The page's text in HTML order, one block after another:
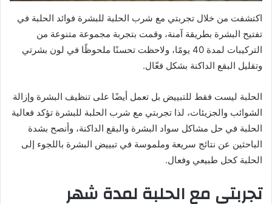
اكتشفت من خلال تجربتي مع شرب الحلبة للبشرة فوائد الحلبة في
تفتيح البشرة بطريقة آمنة، وقمت بتجربة مجموعة متنوعة من
التركيبات لمدة 40 يومًا، ولاحظت تحسنًا ملحوظًا في لون بشرتي
وتقليل البقع الداكنة بشكل فعّال.
الحلبة ليست فقط للتبييض بل تعمل أيضًا على تنظيف البشرة وإزالة
الشوائب والجزيئات، لذا تجربتي مع شرب الحلبة للبشرة تؤكد فعالية
الحلبة في حل مشاكل سواد البشرة والبقع الداكنة، وأنصح بشدة
الباحثين عن نتائج سريعة وملموسة في تبييض البشرة باللجوء إلى
الحلبة كحل طبيعي وفعال.
تجربتي مع الحلبة لمدة شهر